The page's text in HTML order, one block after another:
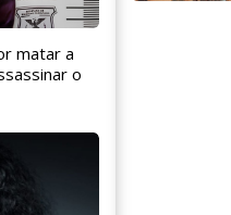
matar a
o